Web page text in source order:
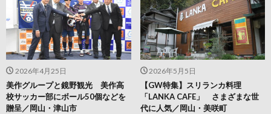
2026年5月5日
【GW特集】スリランカ料理
「LANKA CAFE」 さまざまな世
代に人気／岡山・美咲町
2026年4月25日
美作グループと鏡野観光 美作高
校サッカー部にボール50個などを
贈呈／岡山・津山市